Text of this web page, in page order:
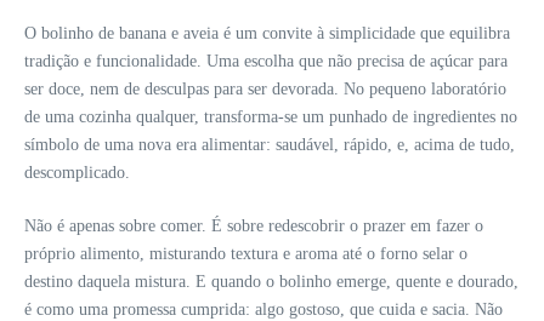
O bolinho de banana e aveia é um convite à simplicidade que equilibra
tradição e funcionalidade. Uma escolha que não precisa de açúcar para
ser doce, nem de desculpas para ser devorada. No pequeno laboratório
de uma cozinha qualquer, transforma-se um punhado de ingredientes no
símbolo de uma nova era alimentar: saudável, rápido, e, acima de tudo,
descomplicado.
Não é apenas sobre comer. É sobre redescobrir o prazer em fazer o
próprio alimento, misturando textura e aroma até o forno selar o
destino daquela mistura. E quando o bolinho emerge, quente e dourado,
é como uma promessa cumprida: algo gostoso, que cuida e sacia. Não